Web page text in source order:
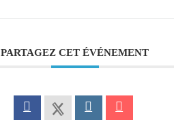
PARTAGEZ CET ÉVÉNEMENT